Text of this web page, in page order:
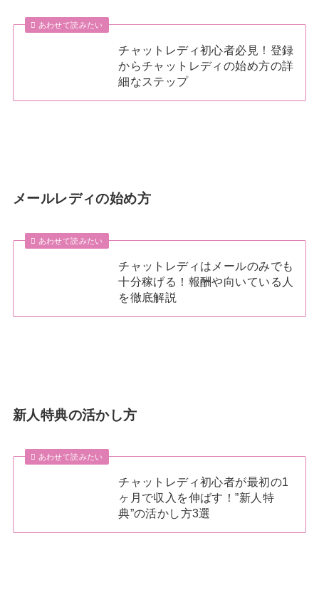
あわせて読みたい
チャットレディ初心者必見！登録
からチャットレディの始め方の詳
細なステップ
メールレディの始め方
あわせて読みたい
チャットレディはメールのみでも
十分稼げる！報酬や向いている人
を徹底解説
新人特典の活かし方
あわせて読みたい
チャットレディ初心者が最初の1
ヶ月で収入を伸ばす！”新人特
典”の活かし方3選